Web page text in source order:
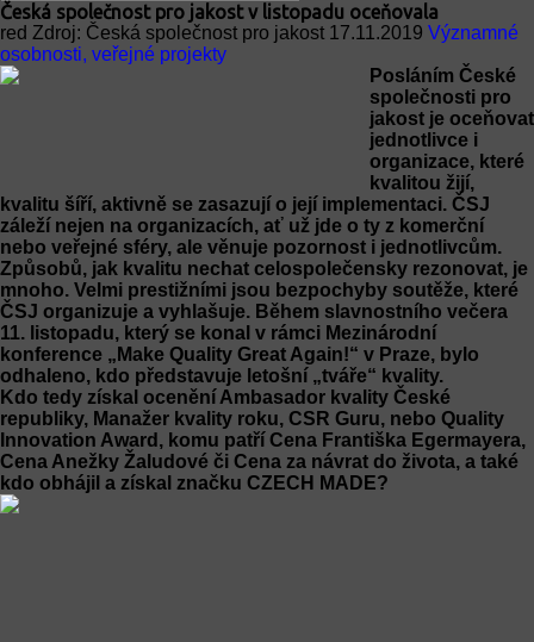
Česká společnost pro jakost v listopadu oceňovala
red Zdroj: Česká společnost pro jakost 17.11.2019 Významné
osobnosti, veřejné projekty
Posláním České
společnosti pro
jakost je oceňovat
jednotlivce i
organizace, které
kvalitou žijí,
kvalitu šíří, aktivně se zasazují o její implementaci. ČSJ
záleží nejen na organizacích, ať už jde o ty z komerční
nebo veřejné sféry, ale věnuje pozornost i jednotlivcům.
Způsobů, jak kvalitu nechat celospolečensky rezonovat, je
mnoho. Velmi prestižními jsou bezpochyby soutěže, které
ČSJ organizuje a vyhlašuje. Během slavnostního večera
11. listopadu, který se konal v rámci Mezinárodní
konference „Make Quality Great Again!“ v Praze, bylo
odhaleno, kdo představuje letošní „tváře“ kvality.
Kdo tedy získal ocenění Ambasador kvality České
republiky, Manažer kvality roku, CSR Guru, nebo Quality
Innovation Award, komu patří Cena Františka Egermayera,
Cena Anežky Žaludové či Cena za návrat do života, a také
kdo obhájil a získal značku CZECH MADE?